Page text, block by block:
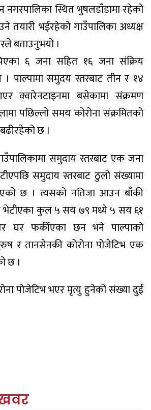
नगरपालिका स्थित भुषलडाँडामा रहेको
तयारी भईरहेको गाउँपालिका अध्यक्ष
बताउनुभयो ।
६ जना सहित १६ जना संक्रिय
पाल्पामा समुदय स्तरबाट तीन र १४
क्वारेनटाइनमा बसेकामा संक्रमण
पछिल्लो समय कोरोना संक्रमितको
छ ।
समुदाय स्तरबाट एक जना
समुदाय स्तरबाट ठुलो संख्यामा
छ । त्यसको नतिजा आउन बाँकी
भेटीएका कुल ५ सय ७९ मध्ये ५ सय ६१
घर फर्कीएका छन भने पाल्पाको
र तानसेनकी कोरोना पोजेटिभ एक
छ ।
पोजेटिभ भएर मृत्यु हुनेको संख्या दुई